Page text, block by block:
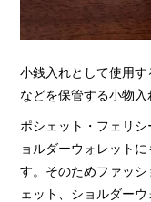
小銭入れとして使用
などを保管する小物入
ポシェット・フェリ
ョルダーウォレット
す。そのためファッ
ェット、ショルダー